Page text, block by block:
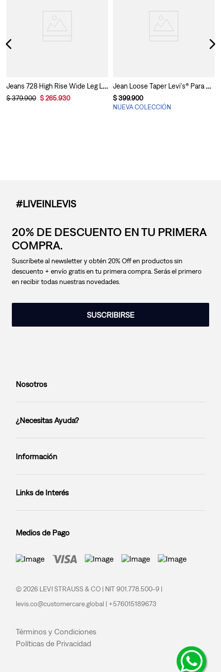
Jeans 728 High Rise Wide Leg Levi’s® Para Mujer
$379.900 $265.930
Jean Loose Taper Levi's® Para Mujer
$399.900
NUEVA COLECCIÓN
#LIVEINLEVIS
20% DE DESCUENTO EN TU PRIMERA
COMPRA.
Suscríbete al newsletter y obtén 20% Off en productos sin
descuento + envío gratis en tu primera compra. Serás el primero
en recibir todas nuestras novedades.
SUSCRIBIRSE
Nosotros
¿Necesitas Ayuda?
Información
Links de Interés
Medios de Pago
© 2026 LEVI STRAUSS & CO | NIT 901.778.500-9 |
levis.co@customercare.global | +576015189673
Términos y Condiciones
Políticas de Privacidad